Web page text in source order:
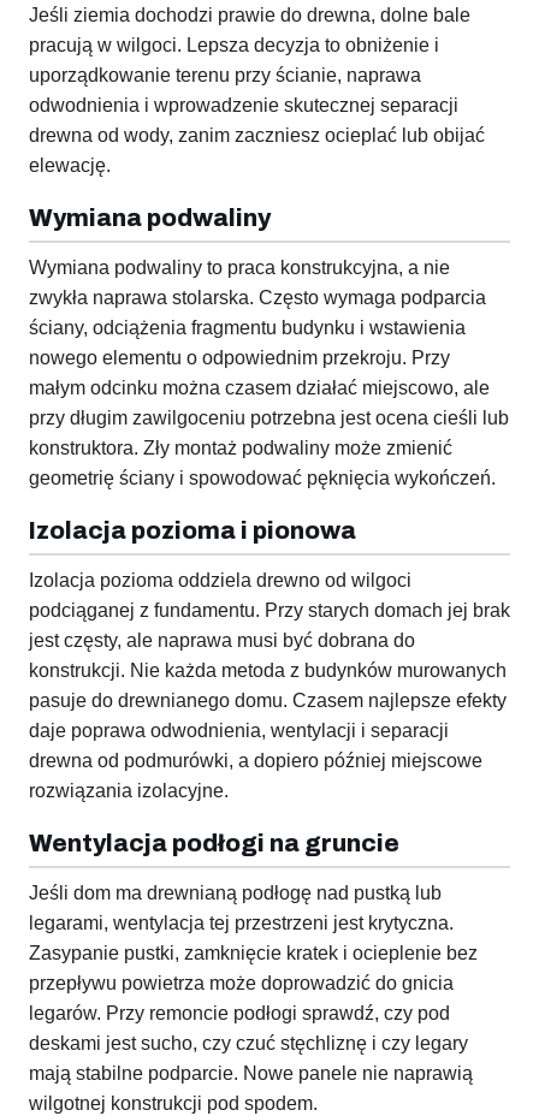
Jeśli ziemia dochodzi prawie do drewna, dolne bale
pracują w wilgoci. Lepsza decyzja to obniżenie i
uporządkowanie terenu przy ścianie, naprawa
odwodnienia i wprowadzenie skutecznej separacji
drewna od wody, zanim zaczniesz ocieplać lub obijać
elewację.
Wymiana podwaliny
Wymiana podwaliny to praca konstrukcyjna, a nie
zwykła naprawa stolarska. Często wymaga podparcia
ściany, odciążenia fragmentu budynku i wstawienia
nowego elementu o odpowiednim przekroju. Przy
małym odcinku można czasem działać miejscowo, ale
przy długim zawilgoceniu potrzebna jest ocena cieśli lub
konstruktora. Zły montaż podwaliny może zmienić
geometrię ściany i spowodować pęknięcia wykończeń.
Izolacja pozioma i pionowa
Izolacja pozioma oddziela drewno od wilgoci
podciąganej z fundamentu. Przy starych domach jej brak
jest częsty, ale naprawa musi być dobrana do
konstrukcji. Nie każda metoda z budynków murowanych
pasuje do drewnianego domu. Czasem najlepsze efekty
daje poprawa odwodnienia, wentylacji i separacji
drewna od podmurówki, a dopiero później miejscowe
rozwiązania izolacyjne.
Wentylacja podłogi na gruncie
Jeśli dom ma drewnianą podłogę nad pustką lub
legarami, wentylacja tej przestrzeni jest krytyczna.
Zasypanie pustki, zamknięcie kratek i ocieplenie bez
przepływu powietrza może doprowadzić do gnicia
legarów. Przy remoncie podłogi sprawdź, czy pod
deskami jest sucho, czy czuć stęchliznę i czy legary
mają stabilne podparcie. Nowe panele nie naprawią
wilgotnej konstrukcji pod spodem.